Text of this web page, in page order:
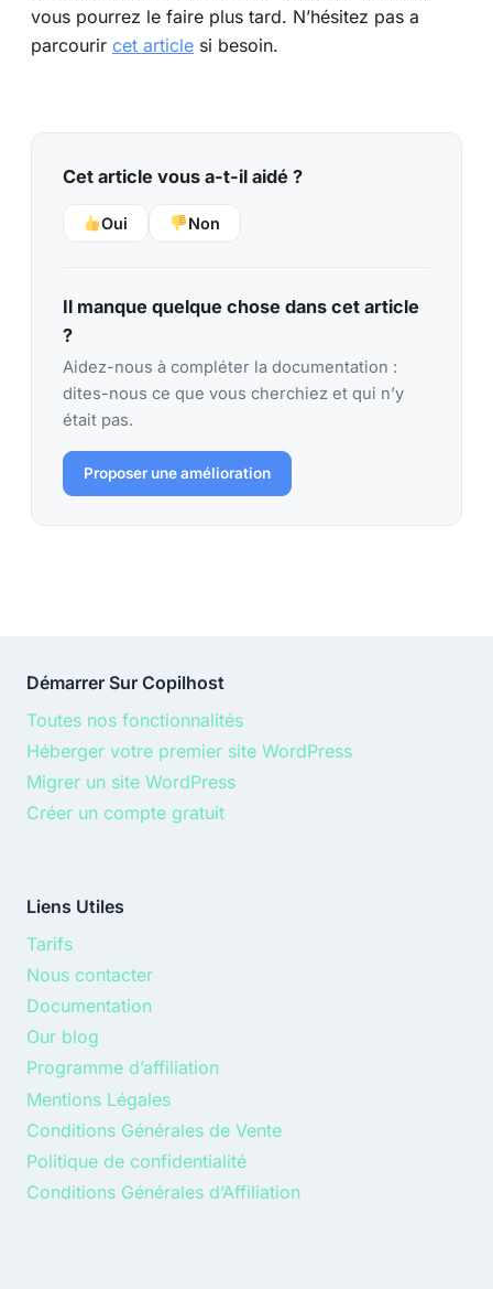
vous pourrez le faire plus tard. N’hésitez pas a
parcourir cet article si besoin.
Cet article vous a-t-il aidé ?
Oui Non
Il manque quelque chose dans cet article
?
Aidez-nous à compléter la documentation :
dites-nous ce que vous cherchiez et qui n’y
était pas.
Proposer une amélioration
Démarrer Sur Copilhost
Toutes nos fonctionnalités
Héberger votre premier site WordPress
Migrer un site WordPress
Créer un compte gratuit
Liens Utiles
Tarifs
Nous contacter
Documentation
Our blog
Programme d’affiliation
Mentions Légales
Conditions Générales de Vente
Politique de confidentialité
Conditions Générales d’Affiliation